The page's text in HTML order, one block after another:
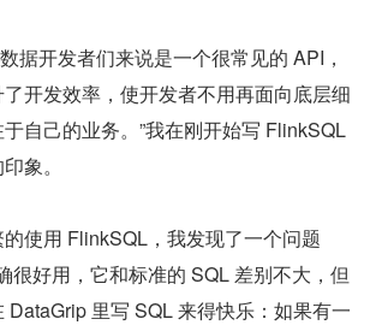
据开发者们来说是一个很常见的 API，
开发效率，使开发者不用再面向底层细
自己的业务。”我在刚开始写 FlinkSQL
象。
使用 FlinkSQL，我发现了一个问题
好用，它和标准的 SQL 差别不大，但
DataGrip 里写 SQL 来得快乐：如果有一